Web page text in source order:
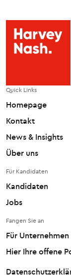
Quick Links
Homepage
Kontakt
News & Insights
Über uns
Für Kandidaten
Kandidaten
Jobs
Fangen Sie an
Für Unternehmen
Hier Ihre offene